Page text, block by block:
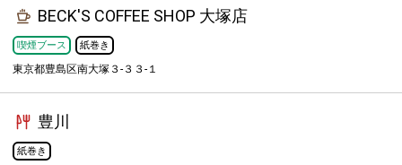
BECK'S COFFEE SHOP 大塚店
喫煙ブース 紙巻き
東京都豊島区南大塚３-３３-１
豊川
紙巻き